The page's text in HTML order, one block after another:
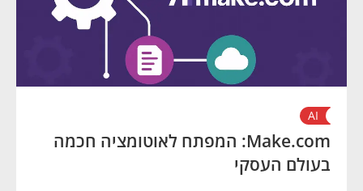
AI
Make.com: המפתח לאוטומציה חכמה
בעולם העסקי